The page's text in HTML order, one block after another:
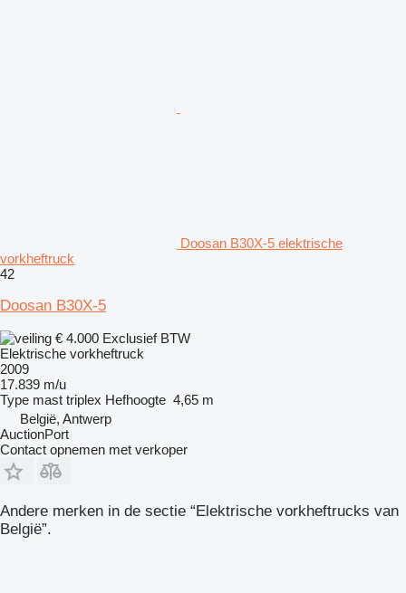
Doosan B30X-5 elektrische
vorkheftruck
42
Doosan B30X-5
€ 4.000 Exclusief BTW
Elektrische vorkheftruck
2009
17.839 m/u
Type mast triplex Hefhoogte 4,65 m
België, Antwerp
AuctionPort
Contact opnemen met verkoper
Andere merken in de sectie “Elektrische vorkheftrucks van
België”.